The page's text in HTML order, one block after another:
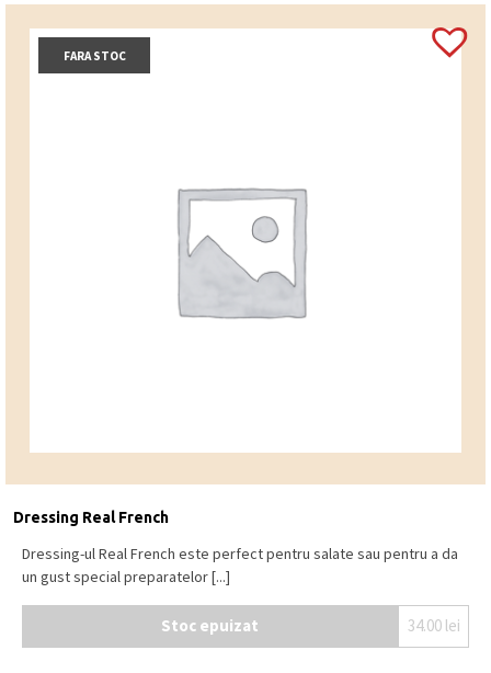
FARA STOC
Dressing Real French
Dressing-ul Real French este perfect pentru salate sau pentru a da
un gust special preparatelor [...]
Stoc epuizat 34.00 lei